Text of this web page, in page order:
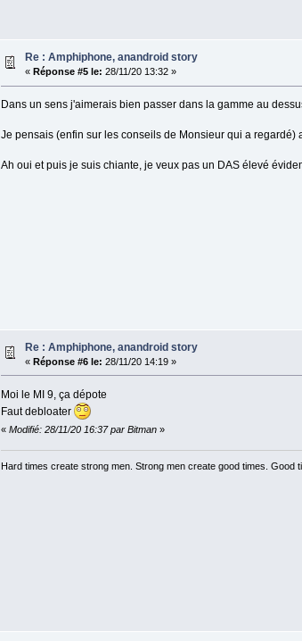
Re : Amphiphone, anandroid story
« Réponse #5 le: 28/11/20 13:32 »
Dans un sens j'aimerais bien passer dans la gamme au
Je pensais (enfin sur les conseils de Monsieur qui a regardé)
Ah oui et puis je suis chiante, je veux pas un DAS élevé
Re : Amphiphone, anandroid story
«Réponse #6 le: 28/11/20 14:19 »
Moi le MI 9, ça dépote
Faut debloater
«Modifié: 28/11/20 16:37 par Bitman »
Hard times create strong men. Strong men create good times. Good